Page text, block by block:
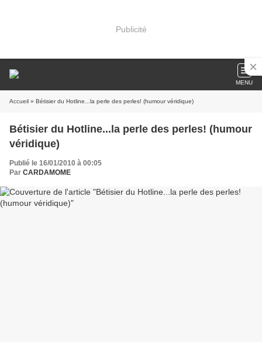
Publicité
MENU
Accueil » Bétisier du Hotline...la perle des perles! (humour véridique)
Bétisier du Hotline...la perle des perles! (humour
véridique)
Publié le 16/01/2010 à 00:05
Par CARDAMOME